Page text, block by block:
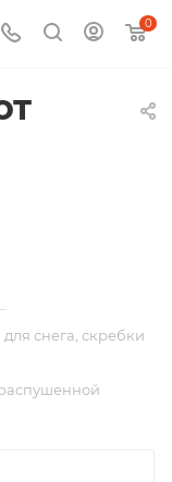
0
снега, скребки